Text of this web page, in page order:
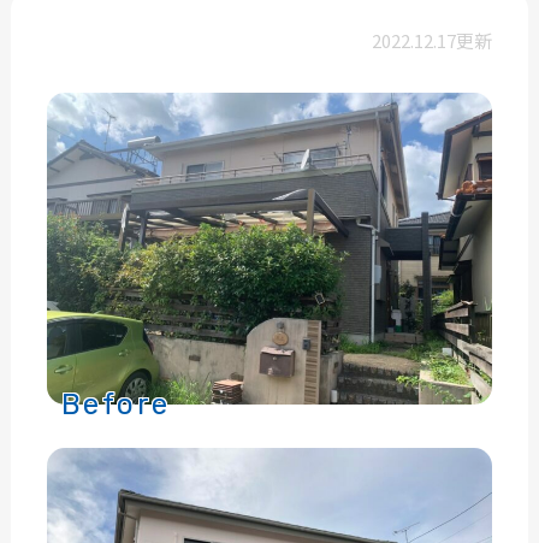
2022.12.17更新
Before